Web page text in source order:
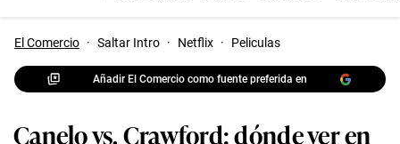
El Comercio · Saltar Intro · Netflix · Peliculas
Añadir El Comercio como fuente preferida en
Canelo vs. Crawford: dónde ver en